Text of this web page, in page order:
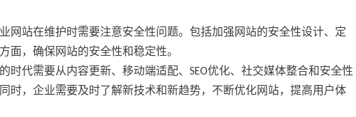
网站在维护时需要注意安全性问题。包括加强网站的安全性设计、定
面，确保网站的安全性和稳定性。
时代需要从内容更新、移动端适配、SEO优化、社交媒体整合和安全性
时，企业需要及时了解新技术和新趋势，不断优化网站，提高用户体